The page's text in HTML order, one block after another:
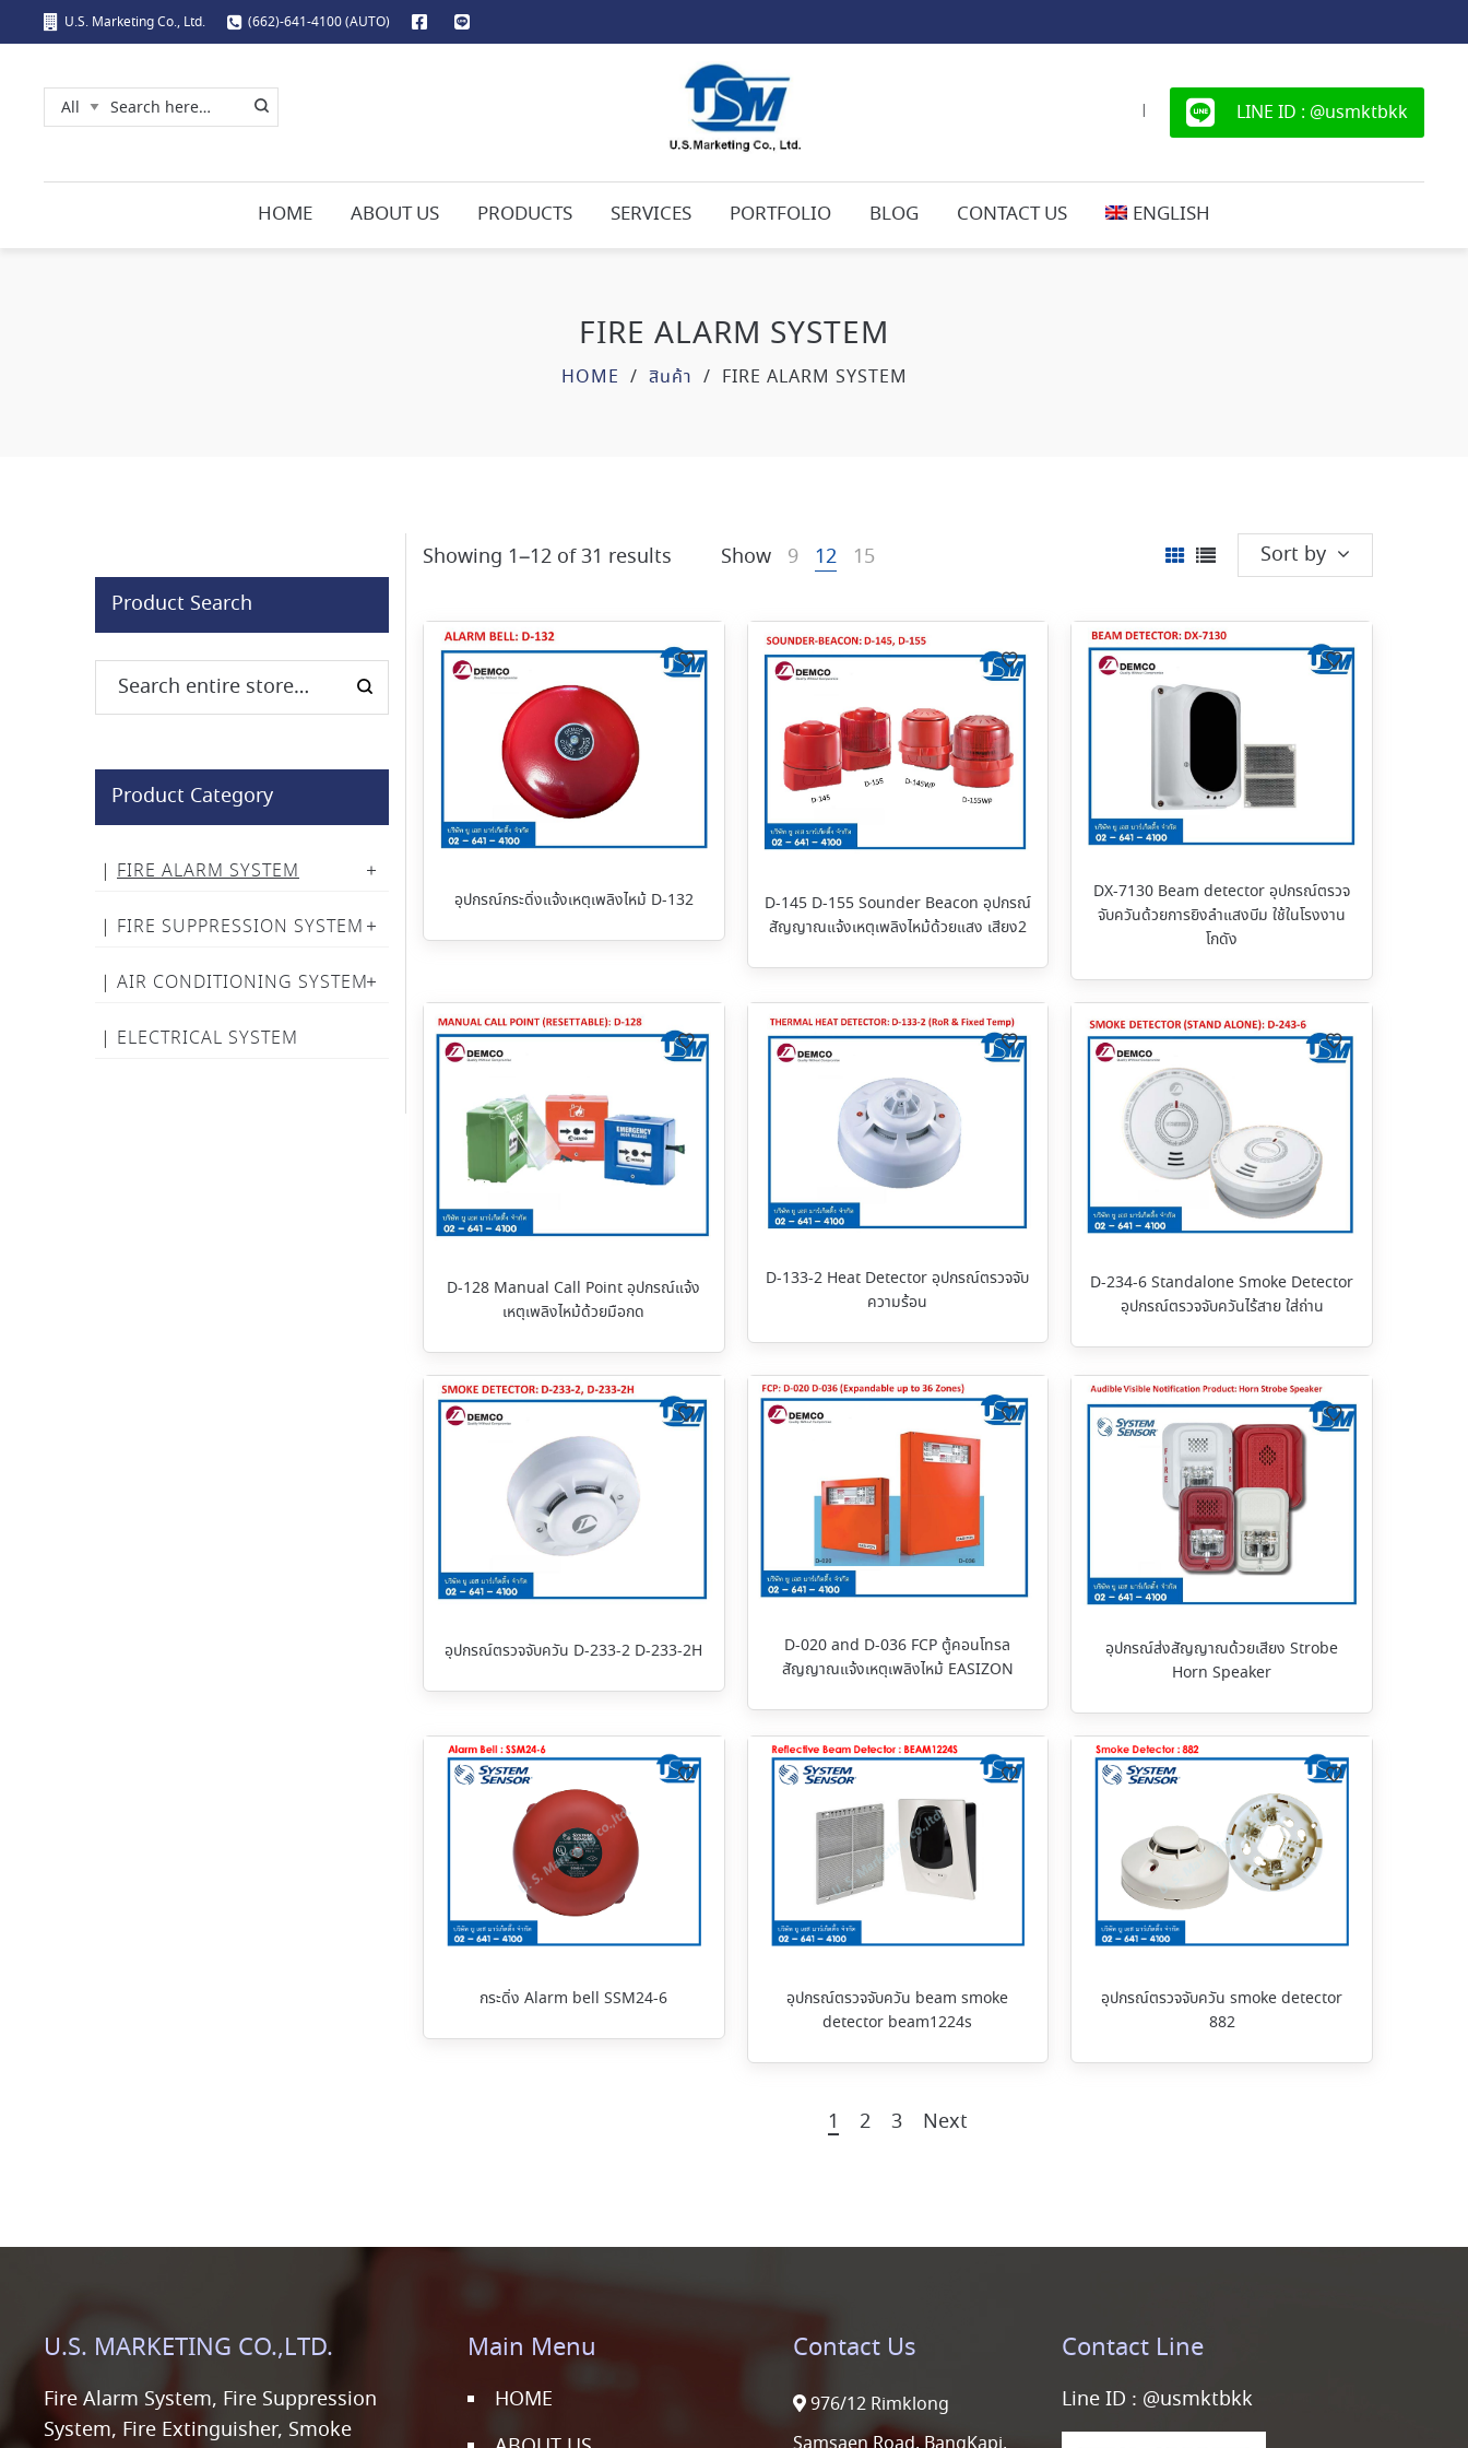
U.S. Marketing Co., Ltd. (662)-641-4100 (AUTO)
| LINE ID : @usmktbkk
HOME ABOUT US PRODUCTS SERVICES PORTFOLIO BLOG CONTACT US ENGLISH
FIRE ALARM SYSTEM
HOME / สินค้า / FIRE ALARM SYSTEM
Showing 1–12 of 31 results Show 9 12 15 Sort by
อุปกรณ์กระดิ่งแจ้งเหตุเพลิงไหม้ D-132
D-145 D-155 Sounder Beacon อุปกรณ์
สัญญาณแจ้งเหตุเพลิงไหม้ด้วยแสง เสียง2
DX-7130 Beam detector อุปกรณ์ตรวจ
จับควันด้วยการยิงลำแสงบีม ใช้ในโรงงาน
โกดัง
D-128 Manual Call Point อุปกรณ์แจ้ง
เหตุเพลิงไหม้ด้วยมือกด
D-133-2 Heat Detector อุปกรณ์ตรวจจับ
ความร้อน
D-234-6 Standalone Smoke Detector
อุปกรณ์ตรวจจับควันไร้สาย ใส่ถ่าน
อุปกรณ์ตรวจจับควัน D-233-2 D-233-2H
D-020 and D-036 FCP ตู้คอนโทรล
สัญญาณแจ้งเหตุเพลิงไหม้ EASIZON
อุปกรณ์ส่งสัญญาณด้วยเสียง Strobe
Horn Speaker
กระดิ่ง Alarm bell SSM24-6
อุปกรณ์ตรวจจับควัน beam smoke
detector beam1224s
อุปกรณ์ตรวจจับควัน smoke detector
882
1 2 3 Next
Product Search
Product Category
FIRE ALARM SYSTEM
FIRE SUPPRESSION SYSTEM
AIR CONDITIONING SYSTEM
ELECTRICAL SYSTEM
U.S. MARKETING CO.,LTD.
Fire Alarm System, Fire Suppression
System, Fire Extinguisher, Smoke
Main Menu
HOME
Contact Us
976/12 Rimklong
Contact Line
Line ID : @usmktbkk